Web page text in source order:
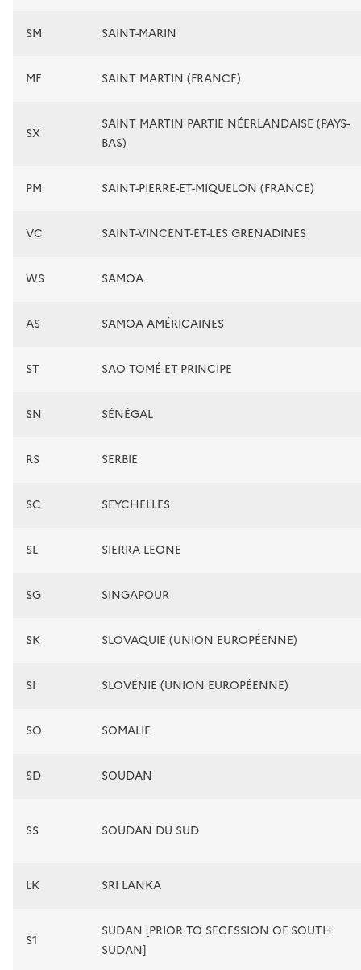
SM SAINT-MARIN
MF SAINT MARTIN (FRANCE)
SX
SAINT MARTIN PARTIE NÉERLANDAISE (PAYS-
BAS)
PM SAINT-PIERRE-ET-MIQUELON (FRANCE)
VC SAINT-VINCENT-ET-LES GRENADINES
WS SAMOA
AS SAMOA AMÉRICAINES
ST SAO TOMÉ-ET-PRINCIPE
SN SÉNÉGAL
RS SERBIE
SC SEYCHELLES
SL SIERRA LEONE
SG SINGAPOUR
SK SLOVAQUIE (UNION EUROPÉENNE)
SI SLOVÉNIE (UNION EUROPÉENNE)
SO SOMALIE
SD SOUDAN
SS SOUDAN DU SUD
LK SRI LANKA
S1
SUDAN [PRIOR TO SECESSION OF SOUTH
SUDAN]